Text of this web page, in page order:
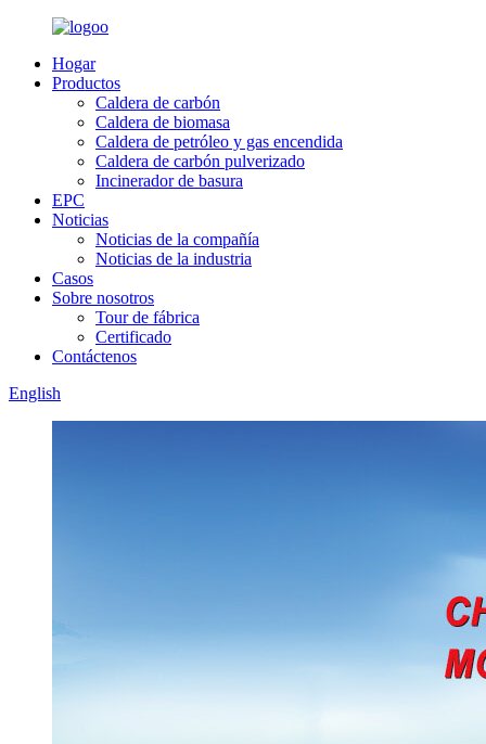
Hogar
Productos
Caldera de carbón
Caldera de biomasa
Caldera de petróleo y gas encendida
Caldera de carbón pulverizado
Incinerador de basura
EPC
Noticias
Noticias de la compañía
Noticias de la industria
Casos
Sobre nosotros
Tour de fábrica
Certificado
Contáctenos
English